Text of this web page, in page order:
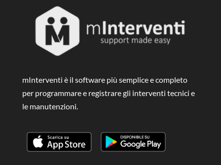
mInterventi è il software più semplice e completo
per programmare e registrare gli interventi tecnici e
le manutenzioni.